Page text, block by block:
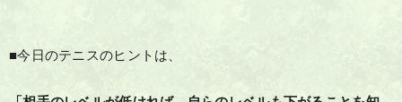
■今日のテニスのヒントは、